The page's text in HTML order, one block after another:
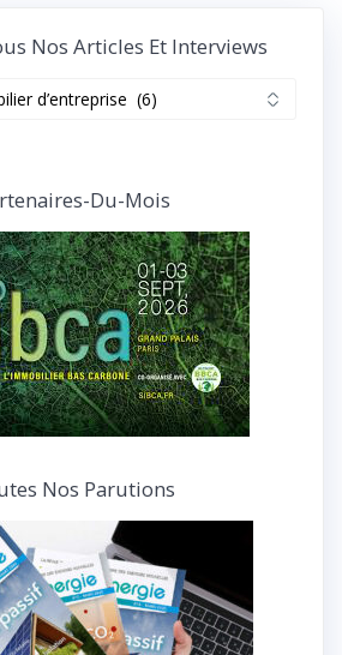
Nos Articles Et Interviews
Retrouvez
tous
interviews
Du-Mois
Nos Parutions